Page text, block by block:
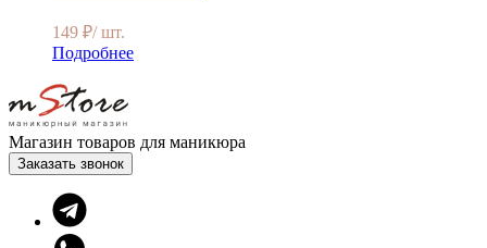
149 ₽/ шт.
Подробнее
Магазин товаров для маникюра
Заказать звонок